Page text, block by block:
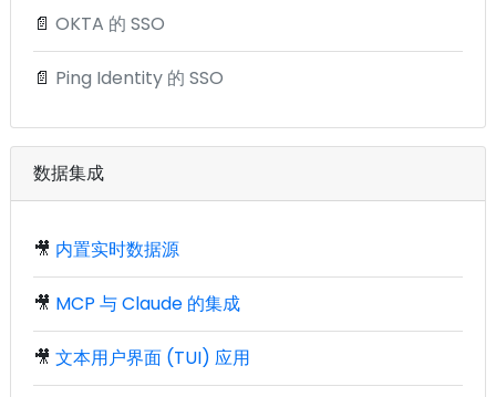
📄 OKTA 的 SSO
📄 Ping Identity 的 SSO
数据集成
🎥 内置实时数据源
🎥 MCP 与 Claude 的集成
🎥 文本用户界面 (TUI) 应用